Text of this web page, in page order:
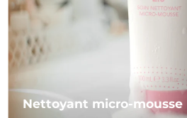
Nettoyant micro-mousse